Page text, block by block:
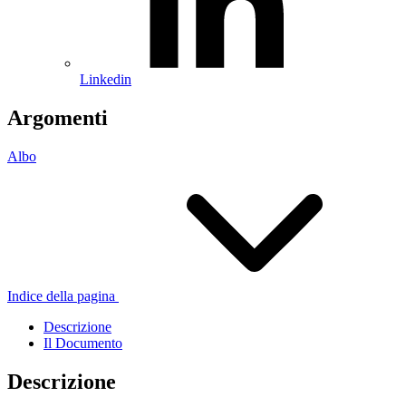
Linkedin
Argomenti
Albo
Indice della pagina
Descrizione
Il Documento
Descrizione